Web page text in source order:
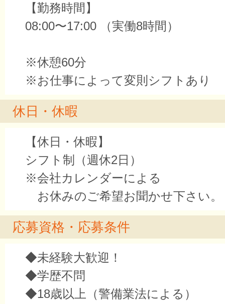
【勤務時間】
08:00〜17:00 （実働8時間）
※休憩60分
※お仕事によって変則シフトあり
休日・休暇
【休日・休暇】
シフト制（週休2日）
※会社カレンダーによる
お休みのご希望お聞かせ下さい。
応募資格・応募条件
◆未経験大歓迎！
◆学歴不問
◆18歳以上（警備業法による）